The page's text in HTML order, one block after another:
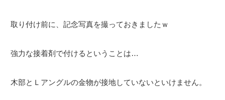
取り付け前に、記念写真を撮っておきましたｗ
強力な接着剤で付けるということは…
木部とＬアングルの金物が接地していないといけません。